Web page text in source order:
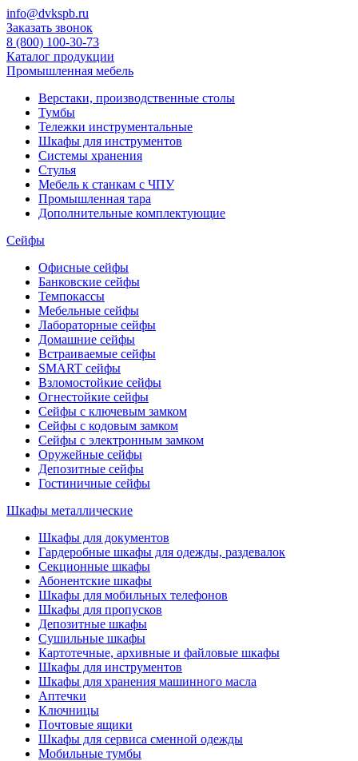
info@dvkspb.ru
Заказать звонок
8 (800) 100-30-73
Каталог продукции
Промышленная мебель
Верстаки, производственные столы
Тумбы
Тележки инструментальные
Шкафы для инструментов
Системы хранения
Стулья
Мебель к станкам с ЧПУ
Промышленная тара
Дополнительные комплектующие
Сейфы
Офисные сейфы
Банковские сейфы
Темпокассы
Мебельные сейфы
Лабораторные сейфы
Домашние сейфы
Встраиваемые сейфы
SMART сейфы
Взломостойкие сейфы
Огнестойкие сейфы
Сейфы с ключевым замком
Сейфы с кодовым замком
Сейфы с электронным замком
Оружейные сейфы
Депозитные сейфы
Гостиничные сейфы
Шкафы металлические
Шкафы для документов
Гардеробные шкафы для одежды, раздевалок
Секционные шкафы
Абонентские шкафы
Шкафы для мобильных телефонов
Шкафы для пропусков
Депозитные шкафы
Сушильные шкафы
Картотечные, архивные и файловые шкафы
Шкафы для инструментов
Шкафы для хранения машинного масла
Аптечки
Ключницы
Почтовые ящики
Шкафы для сервиса сменной одежды
Мобильные тумбы